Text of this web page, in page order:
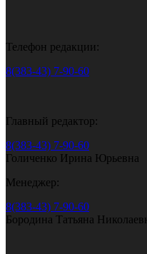
Телефон редакции:
8(383-43) 7-90-60
Главный редактор:
8(383-43) 7-90-60
Голиченко Ирина Юрьевна
Менеджер:
8(383-43) 7-90-60
Бородина Татьяна